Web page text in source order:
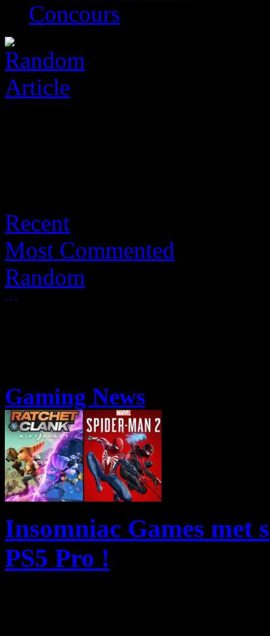
Concours
Recent
Most Commented
Random
Gaming News
Insomniac Games met
PS5 Pro !